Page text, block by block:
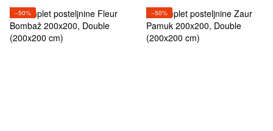
−50% −50%